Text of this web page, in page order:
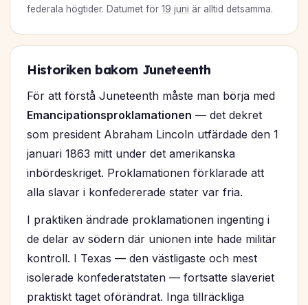
federala högtider. Datumet för 19 juni är alltid detsamma.
Historiken bakom Juneteenth
För att förstå Juneteenth måste man börja med
Emancipationsproklamationen — det dekret
som president Abraham Lincoln utfärdade den 1
januari 1863 mitt under det amerikanska
inbördeskriget. Proklamationen förklarade att
alla slavar i konfedererade stater var fria.
I praktiken ändrade proklamationen ingenting i
de delar av södern där unionen inte hade militär
kontroll. I Texas — den västligaste och mest
isolerade konfederatstaten — fortsatte slaveriet
praktiskt taget oförändrat. Inga tillräckliga